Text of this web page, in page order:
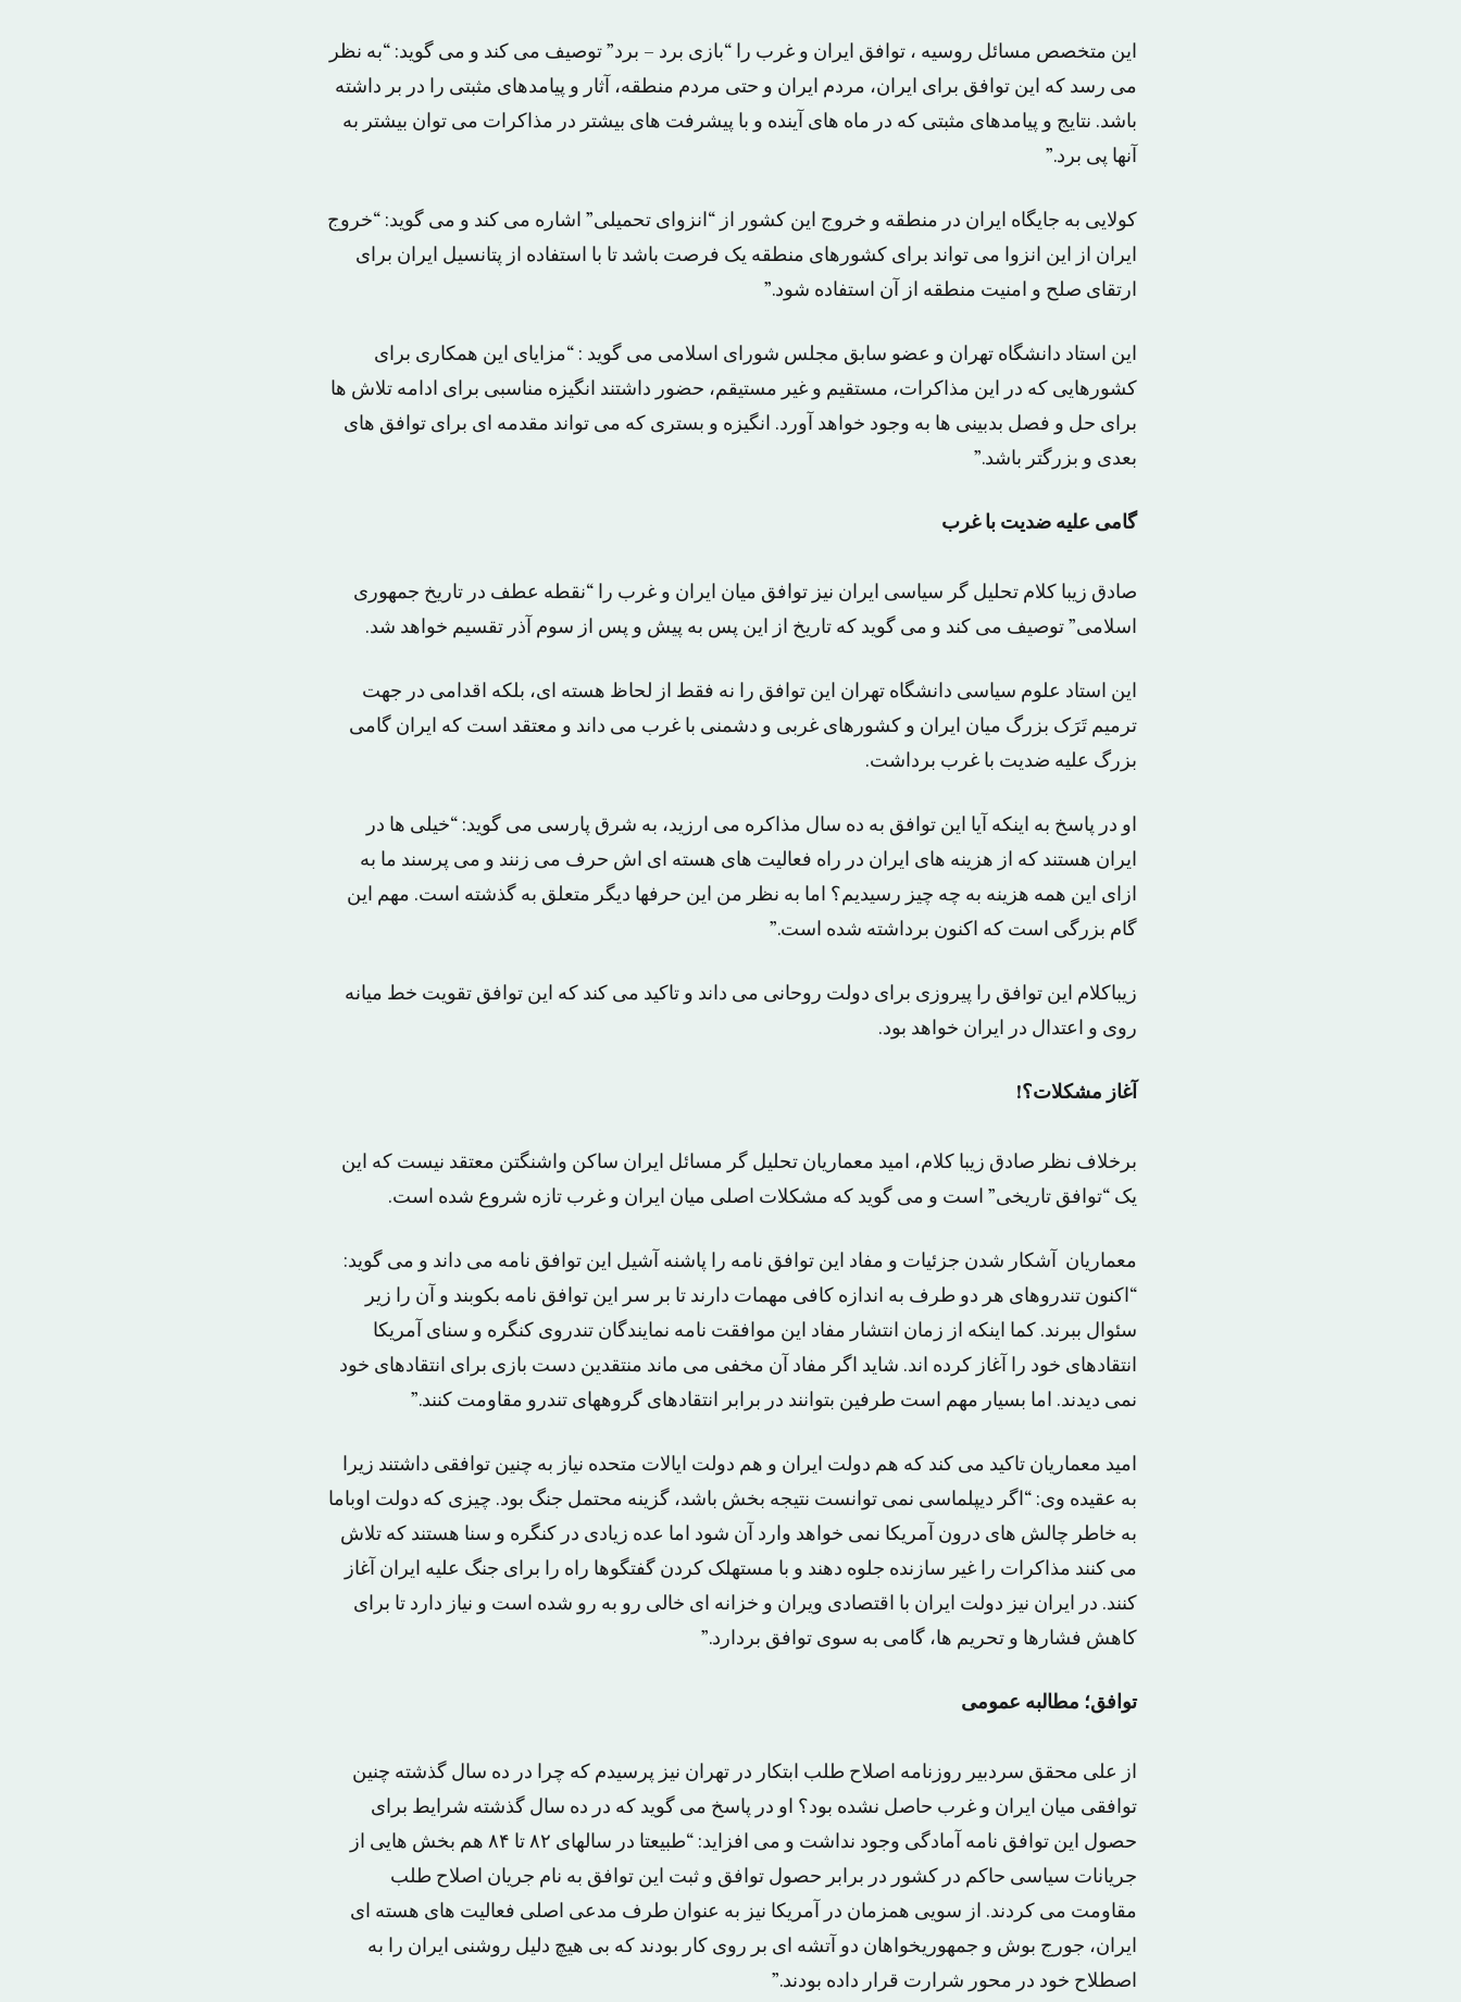
این متخصص مسائل روسیه ، توافق ایران و غرب را “بازی برد – برد” توصیف می کند و می گوید: “به نظر
می رسد که این توافق برای ایران، مردم ایران و حتی مردم منطقه، آثار و پیامدهای مثبتی را در بر داشته
باشد. نتایج و پیامدهای مثبتی که در ماه های آینده و با پیشرفت های بیشتر در مذاکرات می توان بیشتر به
آنها پی برد.”
کولایی به جایگاه ایران در منطقه و خروج این کشور از “انزوای تحمیلی” اشاره می کند و می گوید: “خروج
ایران از این انزوا می تواند برای کشورهای منطقه یک فرصت باشد تا با استفاده از پتانسیل ایران برای
ارتقای صلح و امنیت منطقه از آن استفاده شود.”
این استاد دانشگاه تهران و عضو سابق مجلس شورای اسلامی می گوید : “مزایای این همکاری برای
کشورهایی که در این مذاکرات، مستقیم و غیر مستیقم، حضور داشتند انگیزه مناسبی برای ادامه تلاش ها
برای حل و فصل بدبینی ها به وجود خواهد آورد. انگیزه و بستری که می تواند مقدمه ای برای توافق های
بعدی و بزرگتر باشد.”
گامی علیه ضدیت با غرب
صادق زیبا کلام تحلیل گر سیاسی ایران نیز توافق میان ایران و غرب را “نقطه عطف در تاریخ جمهوری
اسلامی” توصیف می کند و می گوید که تاریخ از این پس به پیش و پس از سوم آذر تقسیم خواهد شد.
این استاد علوم سیاسی دانشگاه تهران این توافق را نه فقط از لحاظ هسته ای، بلکه اقدامی در جهت
ترمیم تَرَک بزرگ میان ایران و کشورهای غربی و دشمنی با غرب می داند و معتقد است که ایران گامی
بزرگ علیه ضدیت با غرب برداشت.
او در پاسخ به اینکه آیا این توافق به ده سال مذاکره می ارزید، به شرق پارسی می گوید: “خیلی ها در
ایران هستند که از هزینه های ایران در راه فعالیت های هسته ای اش حرف می زنند و می پرسند ما به
ازای این همه هزینه به چه چیز رسیدیم؟ اما به نظر من این حرفها دیگر متعلق به گذشته است. مهم این
گام بزرگی است که اکنون برداشته شده است.”
زیباکلام این توافق را پیروزی برای دولت روحانی می داند و تاکید می کند که این توافق تقویت خط میانه
روی و اعتدال در ایران خواهد بود.
آغاز مشکلات؟!
برخلاف نظر صادق زیبا کلام، امید معماریان تحلیل گر مسائل ایران ساکن واشنگتن معتقد نیست که این
یک “توافق تاریخی” است و می گوید که مشکلات اصلی میان ایران و غرب تازه شروع شده است.
معماریان آشکار شدن جزئیات و مفاد این توافق نامه را پاشنه آشیل این توافق نامه می داند و می گوید:
“اکنون تندروهای هر دو طرف به اندازه کافی مهمات دارند تا بر سر این توافق نامه بکوبند و آن را زیر
سئوال ببرند. کما اینکه از زمان انتشار مفاد این موافقت نامه نمایندگان تندروی کنگره و سنای آمریکا
انتقادهای خود را آغاز کرده اند. شاید اگر مفاد آن مخفی می ماند منتقدین دست بازی برای انتقادهای خود
نمی دیدند. اما بسیار مهم است طرفین بتوانند در برابر انتقادهای گروههای تندرو مقاومت کنند.”
امید معماریان تاکید می کند که هم دولت ایران و هم دولت ایالات متحده نیاز به چنین توافقی داشتند زیرا
به عقیده وی: “اگر دیپلماسی نمی توانست نتیجه بخش باشد، گزینه محتمل جنگ بود. چیزی که دولت اوباما
به خاطر چالش های درون آمریکا نمی خواهد وارد آن شود اما عده زیادی در کنگره و سنا هستند که تلاش
می کنند مذاکرات را غیر سازنده جلوه دهند و با مستهلک کردن گفتگوها راه را برای جنگ علیه ایران آغاز
کنند. در ایران نیز دولت ایران با اقتصادی ویران و خزانه ای خالی رو به رو شده است و نیاز دارد تا برای
کاهش فشارها و تحریم ها، گامی به سوی توافق بردارد.”
توافق؛ مطالبه عمومی
از علی محقق سردبیر روزنامه اصلاح طلب ابتکار در تهران نیز پرسیدم که چرا در ده سال گذشته چنین
توافقی میان ایران و غرب حاصل نشده بود؟ او در پاسخ می گوید که در ده سال گذشته شرایط برای
حصول این توافق نامه آمادگی وجود نداشت و می افزاید: “طبیعتا در سالهای ۸۲ تا ۸۴ هم بخش هایی از
جریانات سیاسی حاکم در کشور در برابر حصول توافق و ثبت این توافق به نام جریان اصلاح طلب
مقاومت می کردند. از سویی همزمان در آمریکا نیز به عنوان طرف مدعی اصلی فعالیت های هسته ای
ایران، جورج بوش و جمهوریخواهان دو آتشه ای بر روی کار بودند که بی هیچ دلیل روشنی ایران را به
اصطلاح خود در محور شرارت قرار داده بودند.”